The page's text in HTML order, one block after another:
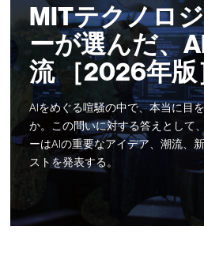
MITテクノロ
ーが選んだ、
流 ［2026年版
AIをめぐる喧騒の中で、本当に目
か。この問いに対する答えとして
ーはAIの重要なアイデア、潮流、
ストを発表する。